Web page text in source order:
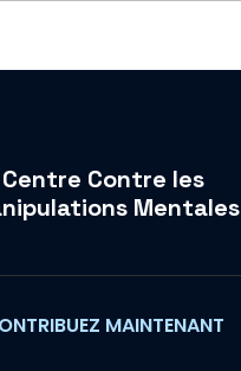
Centre Contre les
Mentales
MAINTENANT